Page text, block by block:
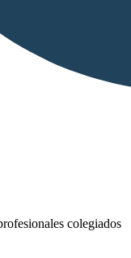
colegiados